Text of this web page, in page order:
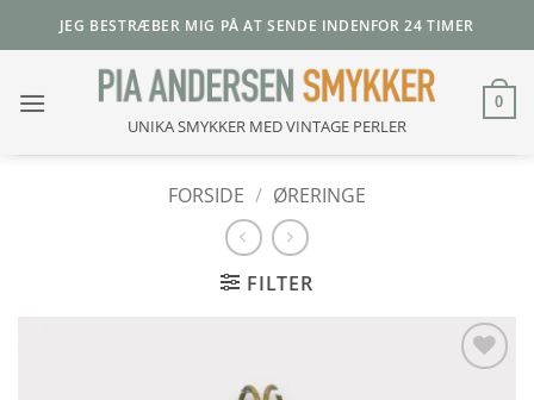
JEG BESTRÆBER MIG PÅ AT SENDE INDENFOR 24 TIMER
UNIKA SMYKKER MED VINTAGE PERLER
0
FORSIDE / ØRERINGE
FILTER